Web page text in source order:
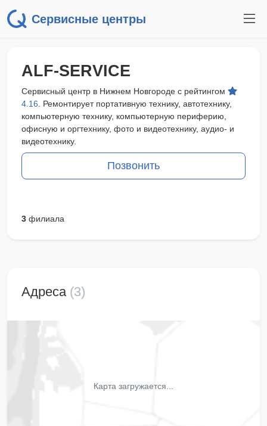
Сервисные центры
ALF-SERVICE
Сервисный центр в Нижнем Новгороде с рейтингом
4.16 . Ремонтирует портативную технику, автотехнику,
компьютерную технику, компьютерную периферию,
офисную и оргтехнику, фото и видеотехнику, аудио- и
видеотехнику.
Позвонить
3 филиала
Адреса (3)
Карта загружается...